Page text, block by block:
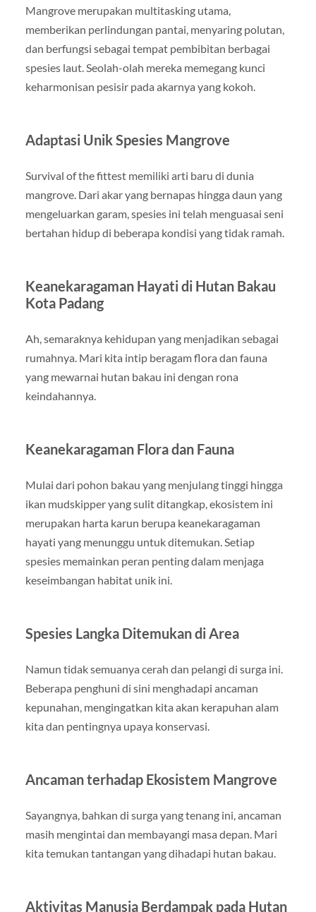
Mangrove merupakan multitasking utama,
memberikan perlindungan pantai, menyaring polutan,
dan berfungsi sebagai tempat pembibitan berbagai
spesies laut. Seolah-olah mereka memegang kunci
keharmonisan pesisir pada akarnya yang kokoh.
Adaptasi Unik Spesies Mangrove
Survival of the fittest memiliki arti baru di dunia
mangrove. Dari akar yang bernapas hingga daun yang
mengeluarkan garam, spesies ini telah menguasai seni
bertahan hidup di beberapa kondisi yang tidak ramah.
Keanekaragaman Hayati di Hutan Bakau
Kota Padang
Ah, semaraknya kehidupan yang menjadikan sebagai
rumahnya. Mari kita intip beragam flora dan fauna
yang mewarnai hutan bakau ini dengan rona
keindahannya.
Keanekaragaman Flora dan Fauna
Mulai dari pohon bakau yang menjulang tinggi hingga
ikan mudskipper yang sulit ditangkap, ekosistem ini
merupakan harta karun berupa keanekaragaman
hayati yang menunggu untuk ditemukan. Setiap
spesies memainkan peran penting dalam menjaga
keseimbangan habitat unik ini.
Spesies Langka Ditemukan di Area
Namun tidak semuanya cerah dan pelangi di surga ini.
Beberapa penghuni di sini menghadapi ancaman
kepunahan, mengingatkan kita akan kerapuhan alam
kita dan pentingnya upaya konservasi.
Ancaman terhadap Ekosistem Mangrove
Sayangnya, bahkan di surga yang tenang ini, ancaman
masih mengintai dan membayangi masa depan. Mari
kita temukan tantangan yang dihadapi hutan bakau.
Aktivitas Manusia Berdampak pada Hutan